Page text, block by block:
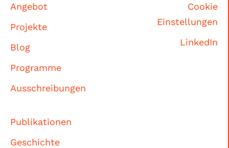
Angebot
Projekte
Blog
Programme
Ausschreibungen
Publikationen
Geschichte
Cookie
Einstellungen
LinkedIn